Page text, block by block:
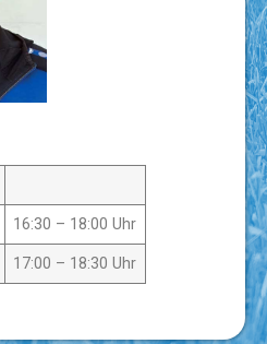
16:30 – 18:00 Uhr
17:00 – 18:30 Uhr